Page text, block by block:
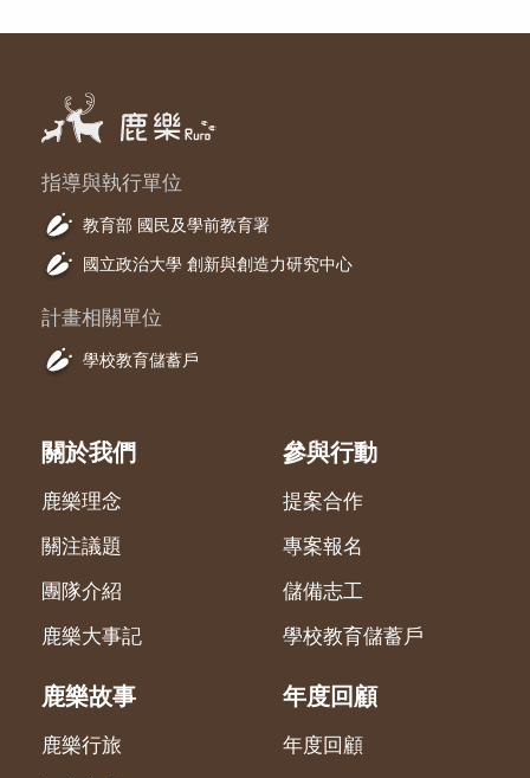
指導與執行單位
教育部 國民及學前教育署
國立政治大學 創新與創造力研究中心
計畫相關單位
學校教育儲蓄戶
關於我們
鹿樂理念
關注議題
團隊介紹
鹿樂大事記
參與行動
提案合作
專案報名
儲備志工
學校教育儲蓄戶
鹿樂故事
鹿樂行旅
年度回顧
年度回顧